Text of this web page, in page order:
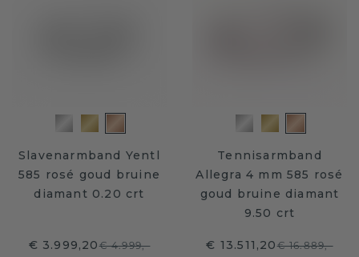
Slavenarmband Yentl
585 rosé goud bruine
diamant 0.20 crt
€ 3.999,20€ 4.999,-
Tennisarmband
Allegra 4 mm 585 rosé
goud bruine diamant
9.50 crt
€ 13.511,20€ 16.889,-